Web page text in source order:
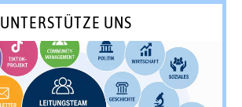
UNTERSTÜTZE UNS